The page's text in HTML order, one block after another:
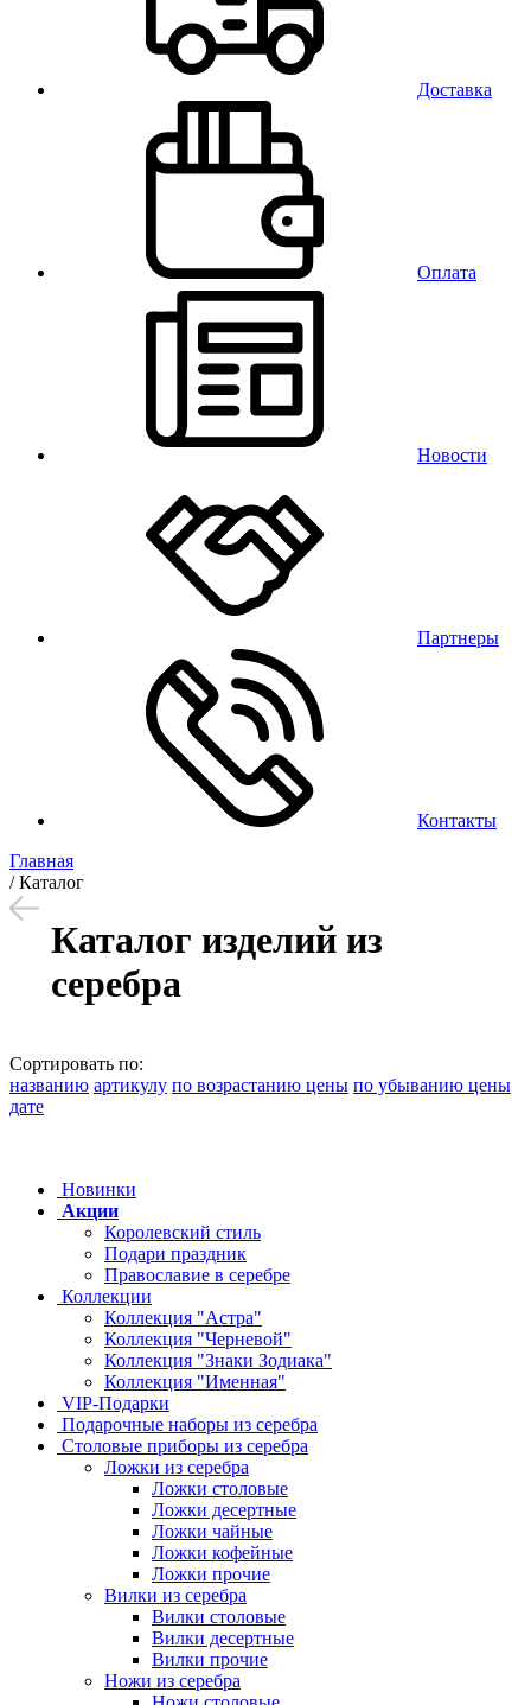
Доставка
Оплата
Новости
Партнеры
Контакты
Главная
/Каталог
Каталог изделий из
серебра
Сортировать по:
названию артикулу по возрастанию цены по убыванию цены
дате
Новинки
Акции
Королевский стиль
Подари праздник
Православие в серебре
Коллекции
Коллекция "Астра"
Коллекция "Черневой"
Коллекция "Знаки Зодиака"
Коллекция "Именная"
VIP-Подарки
Подарочные наборы из серебра
Столовые приборы из серебра
Ложки из серебра
Ложки столовые
Ложки десертные
Ложки чайные
Ложки кофейные
Ложки прочие
Вилки из серебра
Вилки столовые
Вилки десертные
Вилки прочие
Ножи из серебра